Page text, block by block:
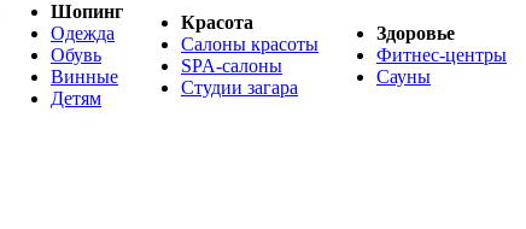
Шопинг
Одежда
Обувь
Винные
Детям
Красота
Салоны красоты
SPA-салоны
Студии загара
Здоровье
Фитнес-центры
Сауны